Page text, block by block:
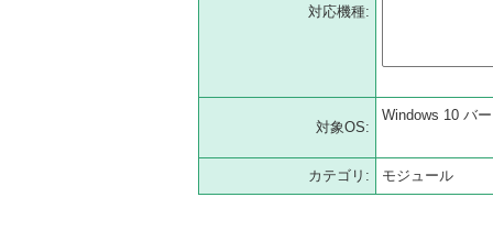
対応機種:
対象OS:
Windows 10 バ
カテゴリ: モジュール